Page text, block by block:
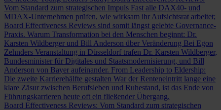
Vom Standard zum strategischen Impuls Fast alle DAX40- und
MDAX-Unternehmen prüfen, wie wirksam ihr Aufsichtsrat arbeitet;
Board Effectiveness Reviews sind somit längst gelebte Governance-
Praxis. Warum Transformation bei den Menschen beginnt: Dr.
Karsten Wildberger und Bill Anderson über Veränderung Bei Egon
Zehnders Veranstaltung in Düsseldorf trafen Dr. Karsten Wildberger,
Bundesminister für Digitales und Staatsmodernisierung, und Bill
Anderson von Bayer aufeinander. From Leadership to Eldership:
Die zweite Karrierehälfte gestalten War der Renteneintritt lange eine
klare Zäsur zwischen Berufsleben und Ruhestand, ist das Ende von
Führungskarrieren heute oft ein fließender Übergang.
Board Effectiveness Reviews: Vom Standard zum strategischen